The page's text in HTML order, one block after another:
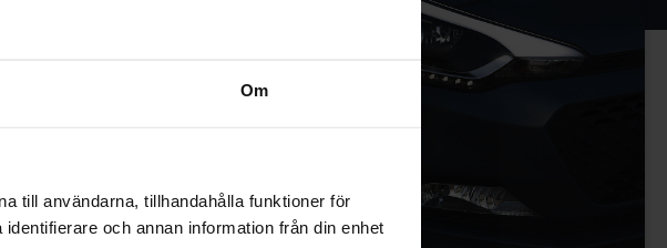
Om
till användarna, tillhandahålla funktioner för
och annan information från din enhet